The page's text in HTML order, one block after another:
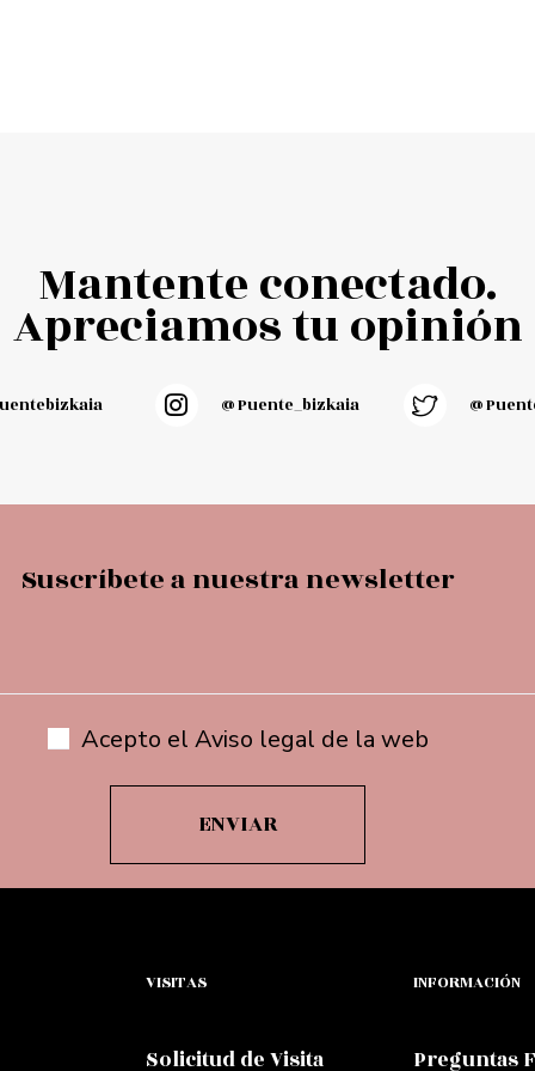
Mantente conectado.
Apreciamos tu opinión
@puente_bizkaia
Suscríbete a nuestra newsletter
Acepto el Aviso legal de la web
VISITAS
Solicitud de Visita
INFORMACIÓN
Preguntas